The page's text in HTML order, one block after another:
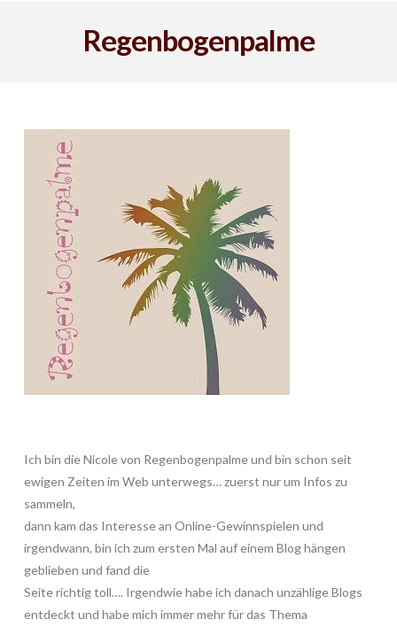
Regenbogenpalme
Ich bin die Nicole von Regenbogenpalme und bin schon seit
ewigen Zeiten im Web unterwegs… zuerst nur um Infos zu
sammeln,
dann kam das Interesse an Online-Gewinnspielen und
irgendwann, bin ich zum ersten Mal auf einem Blog hängen
geblieben und fand die
Seite richtig toll…. Irgendwie habe ich danach unzählige Blogs
entdeckt und habe mich immer mehr für das Thema